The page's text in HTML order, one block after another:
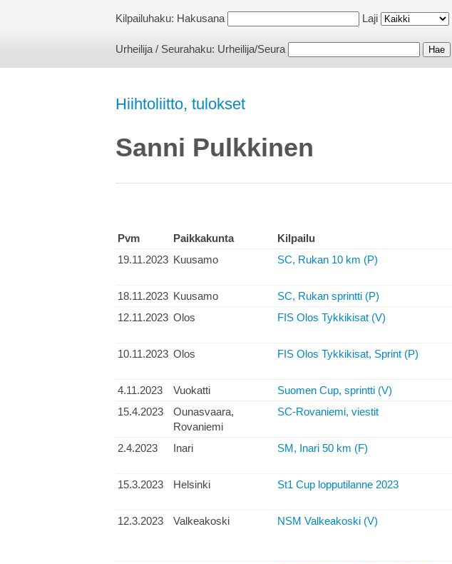
Kilpailuhaku: Hakusana Laji
Urheilija / Seurahaku: Urheilija/Seura
Hiihtoliitto, tulokset
Sanni Pulkkinen
Pvm Paikkakunta Kilpailu
19.11.2023 Kuusamo SC, Rukan 10 km (P)
18.11.2023 Kuusamo SC, Rukan sprintti (P)
12.11.2023 Olos FIS Olos Tykkikisat (V)
10.11.2023 Olos FIS Olos Tykkikisat, Sprint (P)
4.11.2023
Vuokatti Suomen Cup, sprintti (V)
15.4.2023
Ounasvaara,
Rovaniemi
SC-Rovaniemi, viestit
2.4.2023
Inari SM, Inari 50 km (F)
15.3.2023
Helsinki St1 Cup lopputilanne 2023
12.3.2023
Valkeakoski NSM Valkeakoski (V)